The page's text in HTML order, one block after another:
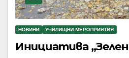
НОВИНИ УЧИЛИЩНИ МЕРОПРИЯТИЯ
Инициатива